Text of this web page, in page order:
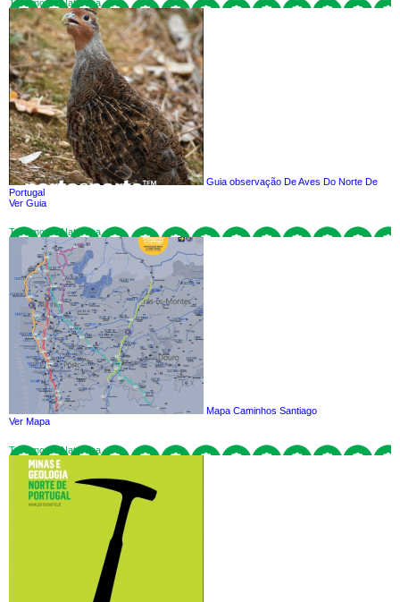
Turismo de Natureza
Guia observação De Aves Do Norte De
Portugal
Ver Guia
Turismo de Natureza
Mapa Caminhos Santiago
Ver Mapa
Turismo de Natureza